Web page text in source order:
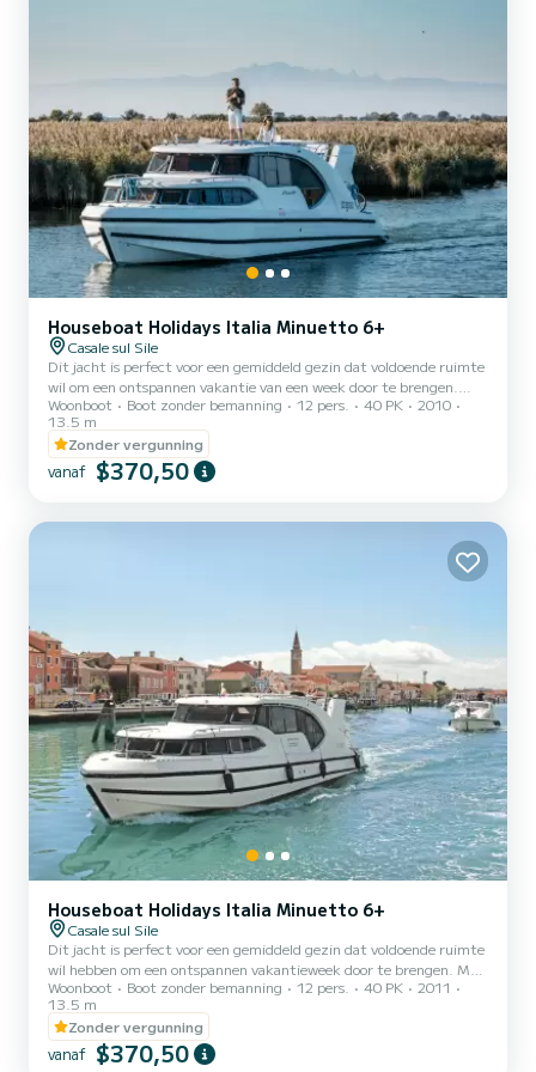
Houseboat Holidays Italia Minuetto 6+
Casale sul Sile
Dit jacht is perfect voor een gemiddeld gezin dat voldoende ruimte
wil om een ontspannen vakantie van een week door te brengen.
Met 3 tweepersoonshutten biedt het comfortabel plaats aan 6
personen (plus 2 in het bed dat in de woonkamer kan worden
opgemaakt), met ruime gemeenschappelijke ruimtes en een goed
niveau van privacy. Het design is modern en 100% Italiaans, en
wanneer u aan het roer staat, zult u trots zijn om de kapitein van
Woonboot Boot zonder bemanning 12 pers. 40 PK
2010
13.5 m
Zonder vergunning
vanaf $370,50
Houseboat Holidays Italia Minuetto 6+
Casale sul Sile
Dit jacht is perfect voor een gemiddeld gezin dat voldoende ruimte
wil hebben om een ontspannen vakantieweek door te brengen. Met
3 tweepersoonshutten biedt het comfortabel plaats aan 6
personen (plus 2 in het bed dat in de woonkamer kan worden
opgemaakt), met ruime gemeenschappelijke ruimtes en een goed
niveau van privacy. Het ontwerp is modern en 100% Italiaans, en
Woonboot Boot zonder bemanning 12 pers. 40 PK
2011
13.5 m
Zonder vergunning
vanaf $370,50